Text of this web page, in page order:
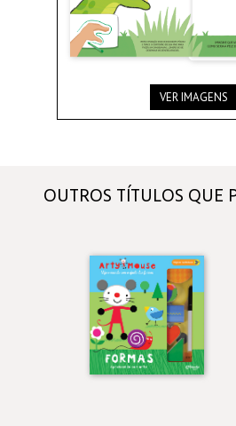
VER IMAGENS
OUTROS TÍTULOS QUE